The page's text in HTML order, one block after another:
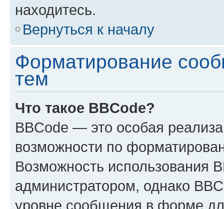
находитесь.
Вернуться к началу
Форматирование
тем
Что такое BBCode?
BBCode — это особая
возможности по
Возможность использования
администратором, однако
уровне сообщения в форме